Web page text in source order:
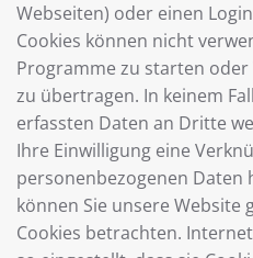
Webseiten) oder einen
Cookies können nicht
Programme zu starten
zu übertragen. In keinem
erfassten Daten an Dritte
Ihre Einwilligung eine
personenbezogenen Daten
können Sie unsere Website
Cookies betrachten.